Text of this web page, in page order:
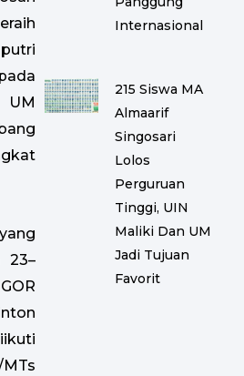
UM
23–
Internasional
215 Siswa MA
Almaarif
Singosari
Lolos
Perguruan
Tinggi, UIN
Maliki Dan UM
Jadi Tujuan
Favorit